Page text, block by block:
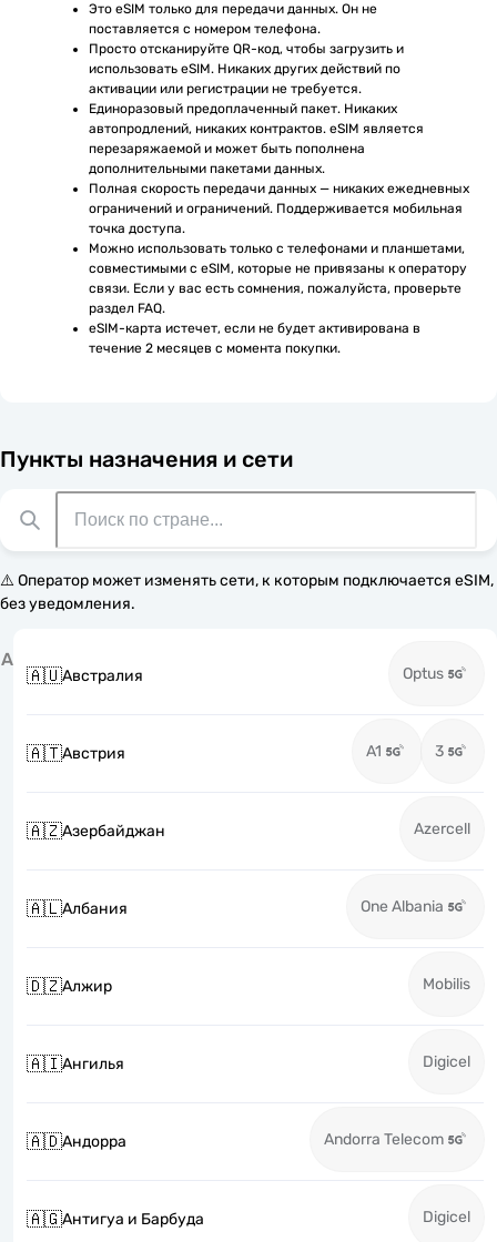
Это eSIM только для передачи данных. Он не
поставляется с номером телефона.
Просто отсканируйте QR-код, чтобы загрузить и
использовать eSIM. Никаких других действий по
активации или регистрации не требуется.
Единоразовый предоплаченный пакет. Никаких
автопродлений, никаких контрактов. eSIM является
перезаряжаемой и может быть пополнена
дополнительными пакетами данных.
Полная скорость передачи данных — никаких ежедневных
ограничений и ограничений. Поддерживается мобильная
точка доступа.
Можно использовать только с телефонами и планшетами,
совместимыми с eSIM, которые не привязаны к оператору
связи. Если у вас есть сомнения, пожалуйста, проверьте
раздел FAQ.
eSIM-карта истечет, если не будет активирована в
течение 2 месяцев с момента покупки.
Пункты назначения и сети
⚠️ Оператор может изменять сети, к которым подключается eSIM,
без уведомления.
А
🇦🇺Австралия Optus
🇦🇹Австрия A1 3
🇦🇿Азербайджан Azercell
🇦🇱Албания One Albania
🇩🇿Алжир Mobilis
🇦🇮Ангилья Digicel
🇦🇩Андорра Andorra Telecom
🇦🇬Антигуа и Барбуда Digicel